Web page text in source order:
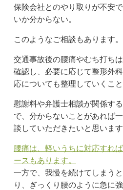
保険会社とのやり取りが不安
いか分からない。
このようなご相談もあります。
交通事故後の腰痛やむち打ち
確認し、必要に応じて整形外
応についても整理していくこと
慰謝料や弁護士相談が関係す
で、分からないことがあれば
談していただきたいと思います
腰痛は、軽いうちに対応すれ
ースもあります。
一方で、我慢を続けてしまう
り、ぎっくり腰のように急に